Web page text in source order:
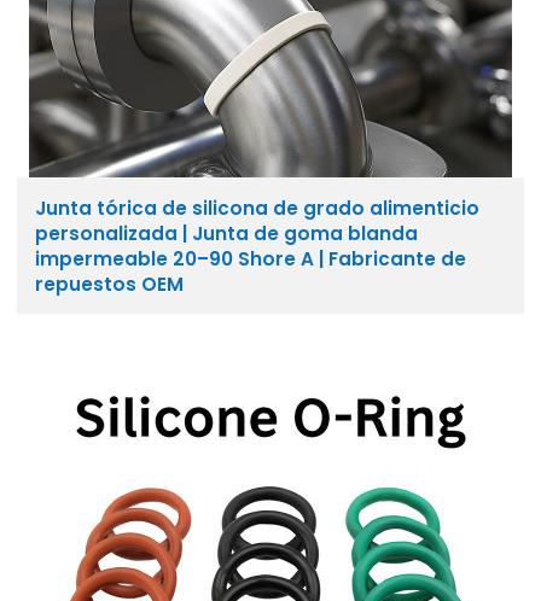
Junta tórica de silicona de grado alimenticio
personalizada | Junta de goma blanda
impermeable 20–90 Shore A | Fabricante de
repuestos OEM